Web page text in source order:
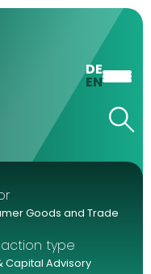
DE
EN
Goods and Trade
type
Capital Advisory